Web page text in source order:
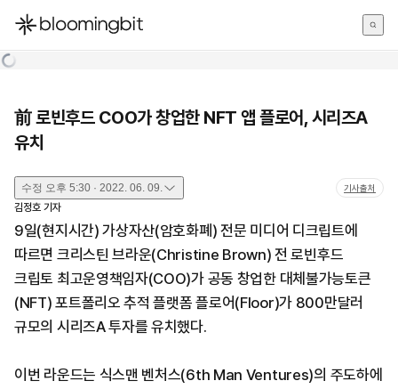
한국어
前 로빈후드 COO가 창업한 NFT 앱 플로어, 시리즈A
유치
수정 오후 5:30 · 2022. 06. 09. 기사출처
김정호 기자
9일(현지시간) 가상자산(암호화폐) 전문 미디어 디크립트에
따르면 크리스틴 브라운(Christine Brown) 전 로빈후드
크립토 최고운영책임자(COO)가 공동 창업한 대체불가능토큰
(NFT) 포트폴리오 추적 플랫폼 플로어(Floor)가 800만달러
규모의 시리즈A 투자를 유치했다.
이번 라운드는 식스맨 벤처스(6th Man Ventures)의 주도하에